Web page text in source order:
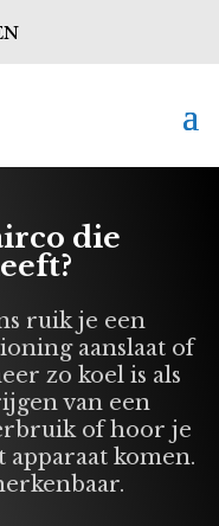
die
ruik je een
aanslaat of
zo koel is als
van een
of hoor je
komen.